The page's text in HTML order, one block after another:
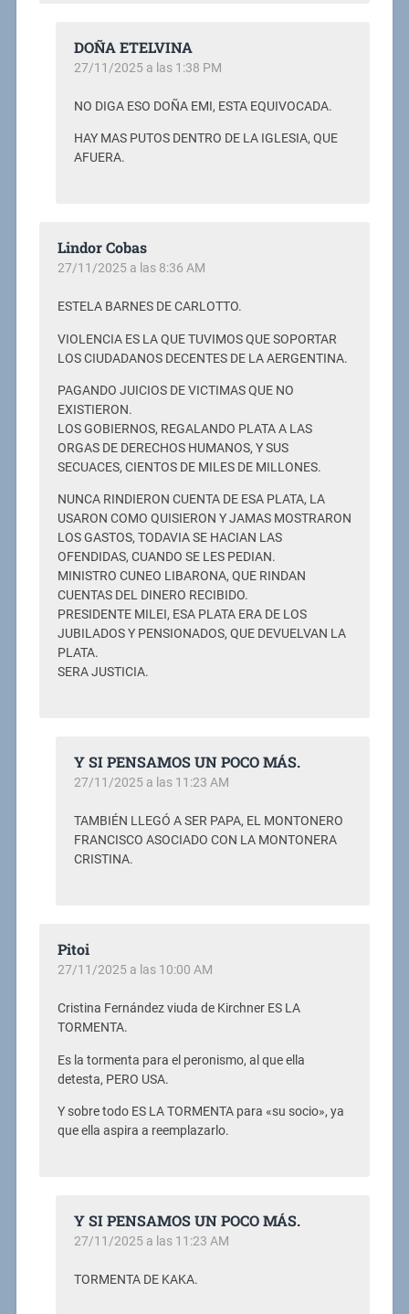
DOÑA ETELVINA
27/11/2025 a las 1:38 PM
NO DIGA ESO DOÑA EMI, ESTA EQUIVOCADA.
HAY MAS PUTOS DENTRO DE LA IGLESIA, QUE
AFUERA.
Lindor Cobas
27/11/2025 a las 8:36 AM
ESTELA BARNES DE CARLOTTO.
VIOLENCIA ES LA QUE TUVIMOS QUE SOPORTAR
LOS CIUDADANOS DECENTES DE LA AERGENTINA.
PAGANDO JUICIOS DE VICTIMAS QUE NO
EXISTIERON.
LOS GOBIERNOS, REGALANDO PLATA A LAS
ORGAS DE DERECHOS HUMANOS, Y SUS
SECUACES, CIENTOS DE MILES DE MILLONES.
NUNCA RINDIERON CUENTA DE ESA PLATA, LA
USARON COMO QUISIERON Y JAMAS MOSTRARON
LOS GASTOS, TODAVIA SE HACIAN LAS
OFENDIDAS, CUANDO SE LES PEDIAN.
MINISTRO CUNEO LIBARONA, QUE RINDAN
CUENTAS DEL DINERO RECIBIDO.
PRESIDENTE MILEI, ESA PLATA ERA DE LOS
JUBILADOS Y PENSIONADOS, QUE DEVUELVAN LA
PLATA.
SERA JUSTICIA.
Y SI PENSAMOS UN POCO MÁS.
27/11/2025 a las 11:23 AM
TAMBIÉN LLEGÓ A SER PAPA, EL MONTONERO
FRANCISCO ASOCIADO CON LA MONTONERA
CRISTINA.
Pitoi
27/11/2025 a las 10:00 AM
Cristina Fernández viuda de Kirchner ES LA
TORMENTA.
Es la tormenta para el peronismo, al que ella
detesta, PERO USA.
Y sobre todo ES LA TORMENTA para «su socio», ya
que ella aspira a reemplazarlo.
Y SI PENSAMOS UN POCO MÁS.
27/11/2025 a las 11:23 AM
TORMENTA DE KAKA.